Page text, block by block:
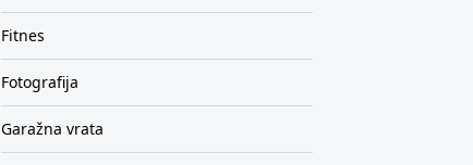
Fitnes
Fotografija
Garažna vrata